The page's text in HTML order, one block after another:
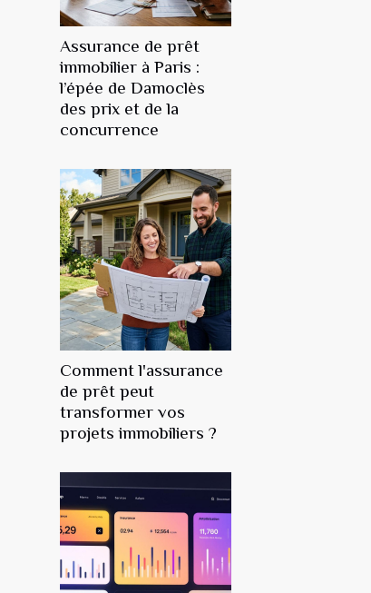
Assurance de prêt
immobilier à Paris :
l’épée de Damoclès
des prix et de la
concurrence
Comment l'assurance
de prêt peut
transformer vos
projets immobiliers ?